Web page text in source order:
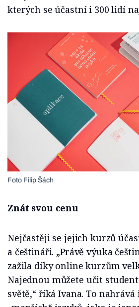
kterých se účastní i 300 lidí
Foto Filip Šách
Znát svou cenu
Nejčastěji se jejich kurzů
a češtináři. „Právě výuka
zažila díky online kurzům
Najednou můžete učit
světě,“ říká Ivana. To